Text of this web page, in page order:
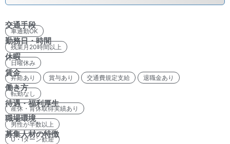
交通手段
車通勤OK
勤務日・時間
残業月20時間以上
休暇
日曜休み
賃金
昇給あり 賞与あり 交通費規定支給 退職金あり
働き方
転勤なし
待遇・福利厚生
産休・育休取得実績あり
職場環境
男性が半数以上
募集人材の特徴
U・Iターン歓迎